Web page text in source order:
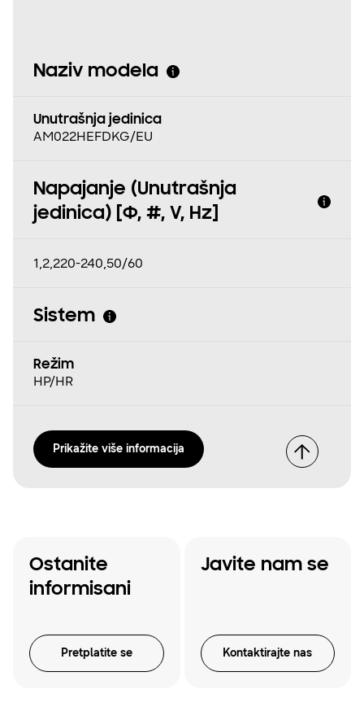
Naziv modela
Unutrašnja jedinica
AM022HEFDKG/EU
Napajanje (Unutrašnja
jedinica) [Φ, #, V, Hz]
1,2,220-240,50/60
Sistem
Režim
HP/HR
Prikažite više informacija
Ostanite
informisani
Pretplatite se
Javite nam se
Kontaktirajte nas